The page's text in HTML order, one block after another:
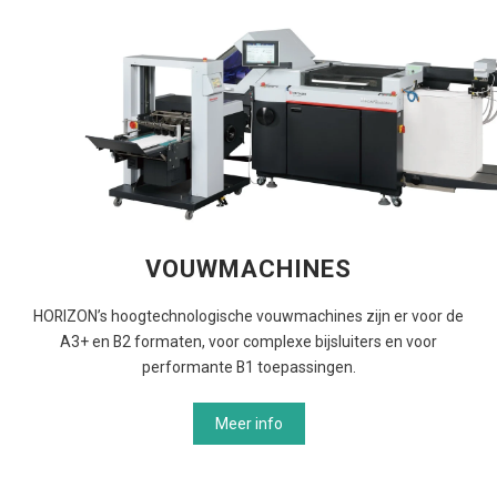
VOUWMACHINES
HORIZON’s hoogtechnologische vouwmachines zijn er voor de
A3+ en B2 formaten, voor complexe bijsluiters en voor
performante B1 toepassingen.
Meer info